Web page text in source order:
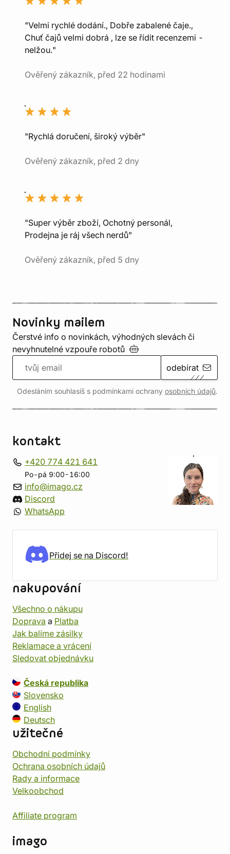
"Velmi rychlé dodání., Dobře zabalené čaje.,
Chuť čajů velmi dobrá , lze se řídit recenzemi -
nelžou."
Ověřený zákazník, před 22 hodinami
"Rychlá doručení, široký výběr"
Ověřený zákazník, před 2 dny
"Super výběr zboží, Ochotný personál,
Prodejna je ráj všech nerdů"
Ověřený zákazník, před 5 dny
Novinky mailem
Čerstvé info o novinkách, výhodných slevách či
nevyhnutelné vzpouře robotů
odebírat
Odesláním souhlasíš s podmínkami ochrany osobních údajů.
kontakt
+420 774 421 641
Po-pá 9:00-16:00
info@imago.cz
Discord
WhatsApp
Přidej se na Discord!
nakupování
Všechno o nákupu
Doprava a Platba
Jak balíme zásilky
Reklamace a vrácení
Sledovat objednávku
Česká republika
Slovensko
English
Deutsch
užitečné
Obchodní podmínky
Ochrana osobních údajů
Rady a informace
Velkoobchod
Affiliate program
imago